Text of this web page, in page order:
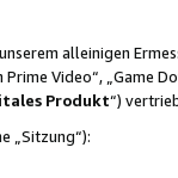
alleinigen
Video“, „Game
Produkt“)
„Sitzung“):